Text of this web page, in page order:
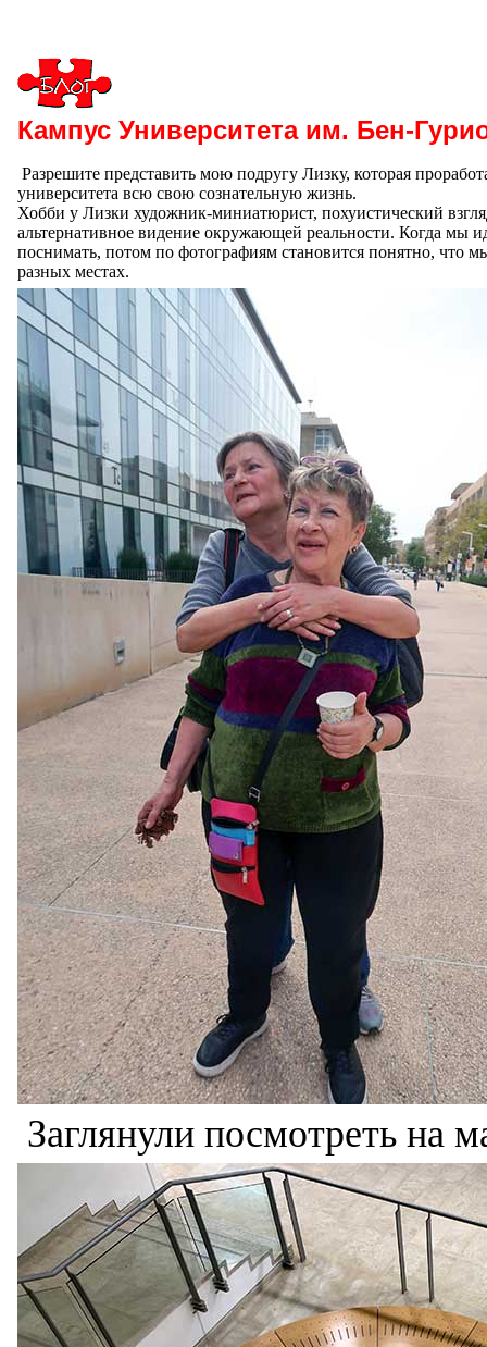
Кампус Университета им. Бен-
Разрешите представить мою подругу Лизку, которая
университета всю свою сознательную жизнь.
Хобби у Лизки художник-миниатюрист, похуистический
альтернативное видение окружающей реальности. Когда мы
поснимать, потом по фотографиям становится понятно, что
разных местах.
Заглянули посмотреть на